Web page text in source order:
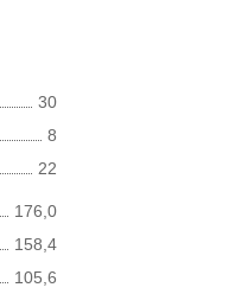
30
8
22
176,0
158,4
105,6